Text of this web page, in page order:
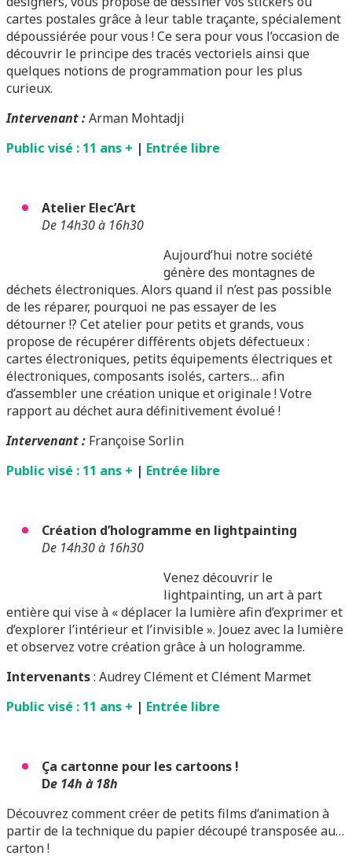
cartes postales grâce à leur table traçante, spécialement
dépoussiérée pour vous ! Ce sera pour vous l’occasion de
découvrir le principe des tracés vectoriels ainsi que
quelques notions de programmation pour les plus
curieux.
Intervenant :Arman Mohtadji
Public visé : 11 ans + | Entrée libre
Atelier Elec’Art
De 14h30 à 16h30
Aujourd’hui notre société
génère des montagnes de
déchets électroniques. Alors quand il n’est pas possible
de les réparer, pourquoi ne pas essayer de les
détourner !? Cet atelier pour petits et grands, vous
propose de récupérer différents objets défectueux :
cartes électroniques, petits équipements électriques et
électroniques, composants isolés, carters… afin
d’assembler une création unique et originale ! Votre
rapport au déchet aura définitivement évolué !
Intervenant : Françoise Sorlin
Public visé : 11 ans + | Entrée libre
Création d’hologramme en lightpainting
De 14h30 à 16h30
Venez découvrir le
lightpainting, un art à part
entière qui vise à « déplacer la lumière afin d’exprimer et
d’explorer l’intérieur et l’invisible ». Jouez avec la lumière
et observez votre création grâce à un hologramme.
Intervenants: Audrey Clément et Clément Marmet
Public visé : 11 ans + | Entrée libre
Ça cartonne pour les cartoons !
De 14h à 18h
Découvrez comment créer de petits films d’animation à
partir de la technique du papier découpé transposée au…
carton !